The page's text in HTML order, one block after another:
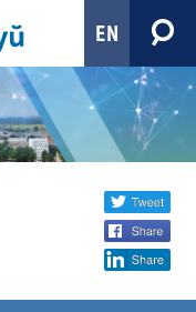
EN
Share
social
media